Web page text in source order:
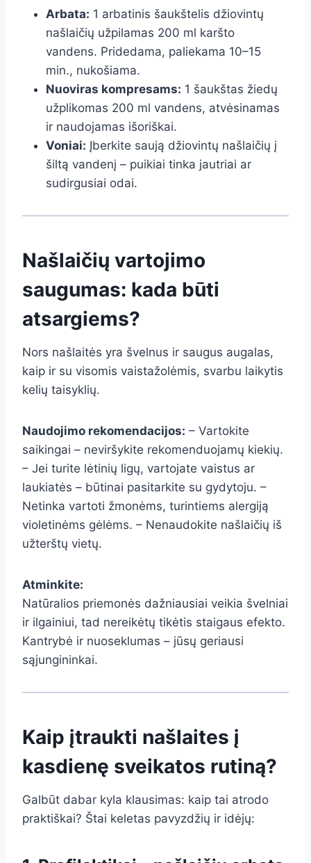
Arbata: 1 arbatinis šaukštelis džiovintų
našlaičių užpilamas 200 ml karšto
vandens. Pridedama, paliekama 10–15
min., nukošiama.
Nuoviras kompresams: 1 šaukštas žiedų
užplikomas 200 ml vandens, atvėsinamas
ir naudojamas išoriškai.
Voniai: Įberkite saują džiovintų našlaičių į
šiltą vandenį – puikiai tinka jautriai ar
sudirgusiai odai.
Našlaičių vartojimo
saugumas: kada būti
atsargiems?
Nors našlaitės yra švelnus ir saugus augalas,
kaip ir su visomis vaistažolėmis, svarbu laikytis
kelių taisyklių.
Naudojimo rekomendacijos: – Vartokite
saikingai – neviršykite rekomenduojamų kiekių.
– Jei turite lėtinių ligų, vartojate vaistus ar
laukiatės – būtinai pasitarkite su gydytoju. –
Netinka vartoti žmonėms, turintiems alergiją
violetinėms gėlėms. – Nenaudokite našlaičių iš
užterštų vietų.
Atminkite:
Natūralios priemonės dažniausiai veikia švelniai
ir ilgainiui, tad nereikėtų tikėtis staigaus efekto.
Kantrybė ir nuoseklumas – jūsų geriausi
sąjungininkai.
Kaip įtraukti našlaites į
kasdienę sveikatos rutiną?
Galbūt dabar kyla klausimas: kaip tai atrodo
praktiškai? Štai keletas pavyzdžių ir idėjų: